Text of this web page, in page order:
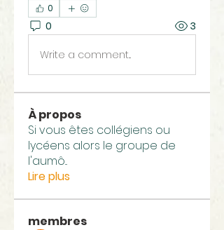
0
0 3
Write a comment...
À propos
Si vous êtes collégiens ou
lycéens alors le groupe de
l'aumô...
Lire plus
membres